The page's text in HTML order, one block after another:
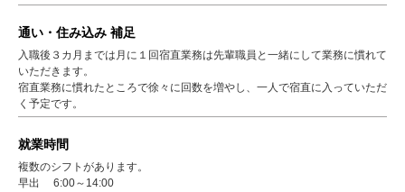
通い・住み込み 補足
入職後３カ月までは月に１回宿直業務は先輩職員と一緒にして業務に慣れて
いただきます。
宿直業務に慣れたところで徐々に回数を増やし、一人で宿直に入っていただ
く予定です。
就業時間
複数のシフトがあります。
早出 6:00～14:00